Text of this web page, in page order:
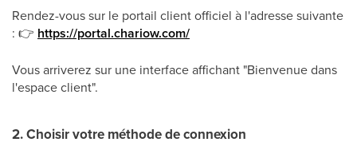
Rendez-vous sur le portail client officiel à l'adresse suivante
: 👉 https://portal.chariow.com/
Vous arriverez sur une interface affichant "Bienvenue dans
l'espace client".
2. Choisir votre méthode de connexion